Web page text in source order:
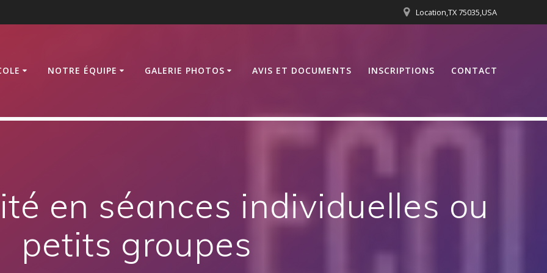
Location,TX 75035,USA
NOTRE ÉQUIPE GALERIE PHOTOS AVIS ET DOCUMENTS INSCRIPTIONS CONTACT
en séances individuelles ou
petits groupes